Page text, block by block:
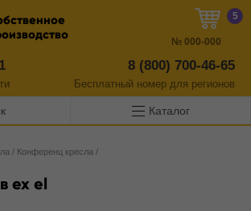
8 (800) 700-46-65
Бесплатный номер для регионов
5
№ 000-000
Каталог
/ Конференц кресла /
ex el